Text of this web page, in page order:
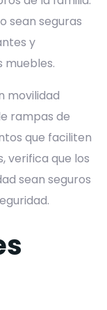
sean seguras
y
muebles.
movilidad
rampas de
que faciliten
verifica que los
sean seguros